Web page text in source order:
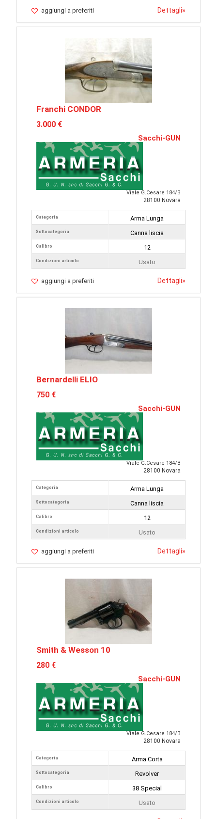
aggiungi a preferiti Dettagli»
Franchi CONDOR
3.000 €
Sacchi-GUN
Viale G.Cesare 184/B
28100 Novara
Categoria
Sottocategoria
Calibro
Condizioni articolo
Arma Lunga
Canna liscia
12
Usato
aggiungi a preferiti Dettagli»
Bernardelli ELIO
750 €
Sacchi-GUN
Viale G.Cesare 184/B
28100 Novara
Categoria
Sottocategoria
Calibro
Condizioni articolo
Arma Lunga
Canna liscia
12
Usato
aggiungi a preferiti Dettagli»
Smith & Wesson 10
280 €
Sacchi-GUN
Viale G.Cesare 184/B
28100 Novara
Categoria
Sottocategoria
Calibro
Condizioni articolo
Arma Corta
Revolver
38 Special
Usato